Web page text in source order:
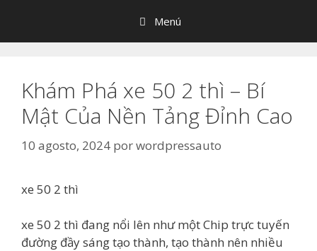
contenido
Menú
Khám Phá xe 50 2 thì – Bí
Mật Của Nền Tảng Đỉnh Cao
10 agosto, 2024 porwordpressauto
xe 50 2 thì
xe 50 2 thì đang nổi lên như một Chip trực tuyến
đường đầy sáng tạo thành, tạo thành nên nhiều